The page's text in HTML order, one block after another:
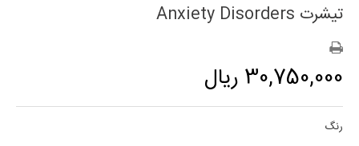
تیشرت Anxiety Disorders
30,750,000 ریال
رنگ